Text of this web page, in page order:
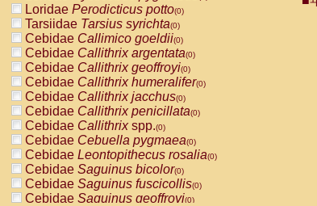
Loridae Perodicticus potto(0)
Tarsiidae Tarsius syrichta(0)
Cebidae Callimico goeldii(0)
Cebidae Callithrix argentata(0)
Cebidae Callithrix geoffroyi(0)
Cebidae Callithrix humeralifer(0)
Cebidae Callithrix jacchus(0)
Cebidae Callithrix penicillata(0)
Cebidae Callithrixspp.(0)
Cebidae Cebuella pygmaea(0)
Cebidae Leontopithecus rosalia(0)
Cebidae Saguinus bicolor(0)
Cebidae Saguinus fuscicollis(0)
Cebidae Saguinus geoffroyi(0)